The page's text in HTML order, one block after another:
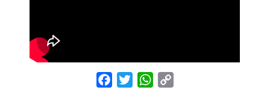
FacebookTwitterWhatsApp